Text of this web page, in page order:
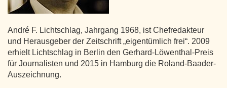
André F. Lichtschlag, Jahrgang 1968, ist Chefredakteur
und Herausgeber der Zeitschrift „eigentümlich frei“. 2009
erhielt Lichtschlag in Berlin den Gerhard-Löwenthal-Preis
für Journalisten und 2015 in Hamburg die Roland-Baader-
Auszeichnung.